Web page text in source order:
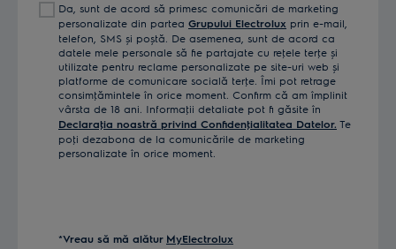
Da, sunt de acord să primesc comunicări de marketing
personalizate din partea Grupului Electrolux prin e-mail,
telefon, SMS și poștă. De asemenea, sunt de acord ca
datele mele personale să fie partajate cu reţele terţe și
utilizate pentru reclame personalizate pe site-uri web și
platforme de comunicare socială terţe. Îmi pot retrage
consimţămintele în orice moment. Confirm că am împlinit
vârsta de 18 ani. Informaţii detaliate pot fi găsite în
Declaraţia noastră privind Confidenţialitatea Datelor. Te
poţi dezabona de la comunicările de marketing
personalizate în orice moment.
*Vreau să mă alătur MyElectrolux